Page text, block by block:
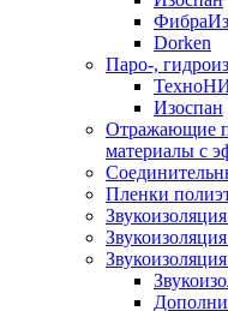
Dorken
Паро-,
Изоспан
Отражающие
материалы с
Пленки